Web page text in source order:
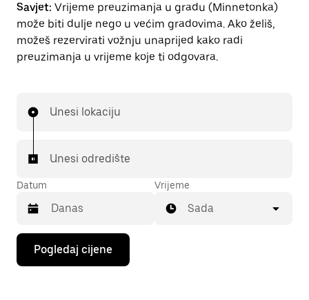
Savjet: Vrijeme preuzimanja u gradu (Minnetonka)
može biti dulje nego u većim gradovima. Ako želiš,
možeš rezervirati vožnju unaprijed kako radi
preuzimanja u vrijeme koje ti odgovara.
Unesi lokaciju
Unesi odredište
Datum
Pritisni
tipku
sa
Vrijeme
Sada
Pogledaj cijene